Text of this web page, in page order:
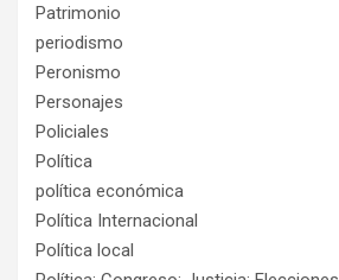
Patrimonio
periodismo
Peronismo
Personajes
Policiales
Política
política económica
Política Internacional
Política local